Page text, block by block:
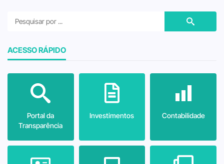
ACESSO RÁPIDO
Portal da
Transparência
Investimentos Contabilidade